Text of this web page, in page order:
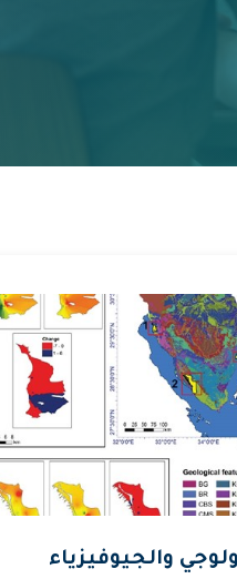
والجيوفيزياء